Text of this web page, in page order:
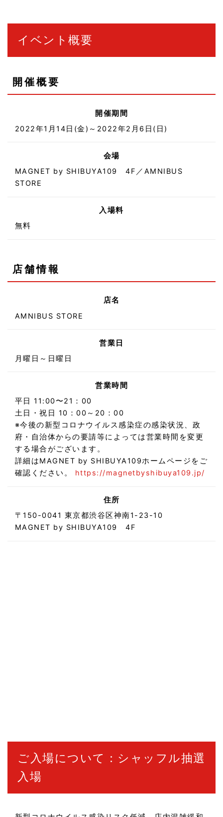
イベント概要
開催概要
開催期間
2022年1月14日(金)～2022年2月6日(日)
会場
MAGNET by SHIBUYA109 4F／AMNIBUS
STORE
入場料
無料
店舗情報
店名
AMNIBUS STORE
営業日
月曜日～日曜日
営業時間
平日 11:00〜21：00
土日・祝日 10：00～20：00
※今後の新型コロナウイルス感染症の感染状況、政
府・自治体からの要請等によっては営業時間を変更
する場合がございます。
詳細はMAGNET by SHIBUYA109ホームページをご
確認ください。 https://magnetbyshibuya109.jp/
住所
〒150-0041 東京都渋谷区神南1-23-10
MAGNET by SHIBUYA109 4F
ご入場について：シャッフル抽選
入場